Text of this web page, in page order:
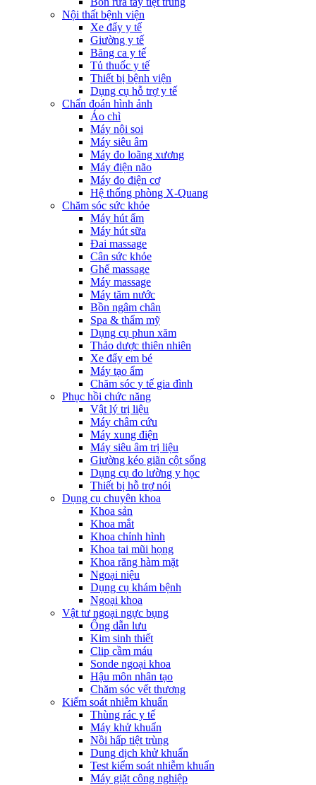
Nội thất bệnh viện
Xe đẩy y tế
Giường y tế
Băng ca y tế
Tủ thuốc y tế
Thiết bị bệnh viện
Dụng cụ hỗ trợ y tế
Chẩn đoán hình ảnh
Áo chì
Máy nội soi
Máy siêu âm
Máy đo loãng xương
Máy điện não
Máy đo điện cơ
Hệ thống phòng X-Quang
Chăm sóc sức khỏe
Máy hút ẩm
Máy hút sữa
Đai massage
Cân sức khỏe
Ghế massage
Máy massage
Máy tăm nước
Bồn ngâm chân
Spa & thẩm mỹ
Dụng cụ phun xăm
Thảo dược thiên nhiên
Xe đẩy em bé
Máy tạo ẩm
Chăm sóc y tế gia đình
Phục hồi chức năng
Vật lý trị liệu
Máy châm cứu
Máy xung điện
Máy siêu âm trị liệu
Giường kéo giãn cột sống
Dụng cụ đo lường y học
Thiết bị hỗ trợ nói
Dụng cụ chuyên khoa
Khoa sản
Khoa mắt
Khoa chỉnh hình
Khoa tai mũi họng
Khoa răng hàm mặt
Ngoại niệu
Dụng cụ khám bệnh
Ngoại khoa
Vật tư ngoại ngực bụng
Ống dẫn lưu
Kim sinh thiết
Clip cầm máu
Sonde ngoại khoa
Hậu môn nhân tạo
Chăm sóc vết thương
Kiểm soát nhiễm khuẩn
Thùng rác y tế
Máy khử khuẩn
Nồi hấp tiệt trùng
Dung dịch khử khuẩn
Test kiểm soát nhiễm khuẩn
Máy giặt công nghiệp